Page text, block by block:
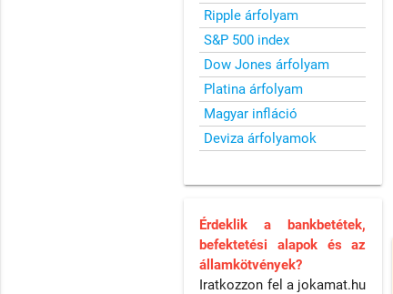
Ripple árfolyam
S&P 500 index
Dow Jones árfolyam
Platina árfolyam
Magyar infláció
Deviza árfolyamok
Érdeklik a bankbetétek,
befektetési alapok és az
államkötvények?
Iratkozzon fel a jokamat.hu